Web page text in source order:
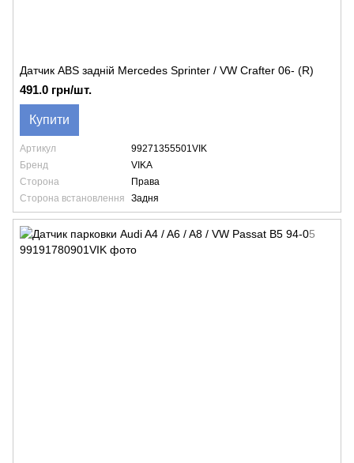
Датчик ABS задній Mercedes Sprinter / VW Crafter 06- (R)
491.0 грн/шт.
Купити
Артикул
99271355501VIK
Бренд
VIKA
Сторона
Права
Сторона встановлення
Задня